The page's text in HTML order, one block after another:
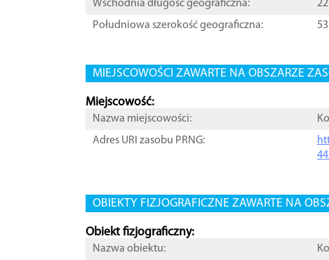
Wschodnia długość geograficzna:
Południowa szerokość geograficzna:
MIEJSCOWOŚCI ZAWARTE NA OBSZARZE
Miejscowość:
Nazwa miejscowości:
Adres URI zasobu PRNG:
OBIEKTY FIZJOGRAFICZNE ZAWARTE NA
Obiekt fizjograficzny:
Nazwa obiektu: